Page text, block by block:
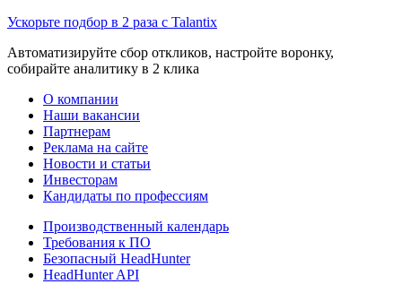
Ускорьте подбор в 2 раза с Talantix
Автоматизируйте сбор откликов, настройте воронку,
собирайте аналитику в 2 клика
О компании
Наши вакансии
Партнерам
Реклама на сайте
Новости и статьи
Инвесторам
Кандидаты по профессиям
Производственный календарь
Требования к ПО
Безопасный HeadHunter
HeadHunter API